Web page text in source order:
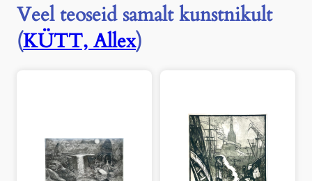
Veel teoseid samalt kunstnikult
(KÜTT, Allex)